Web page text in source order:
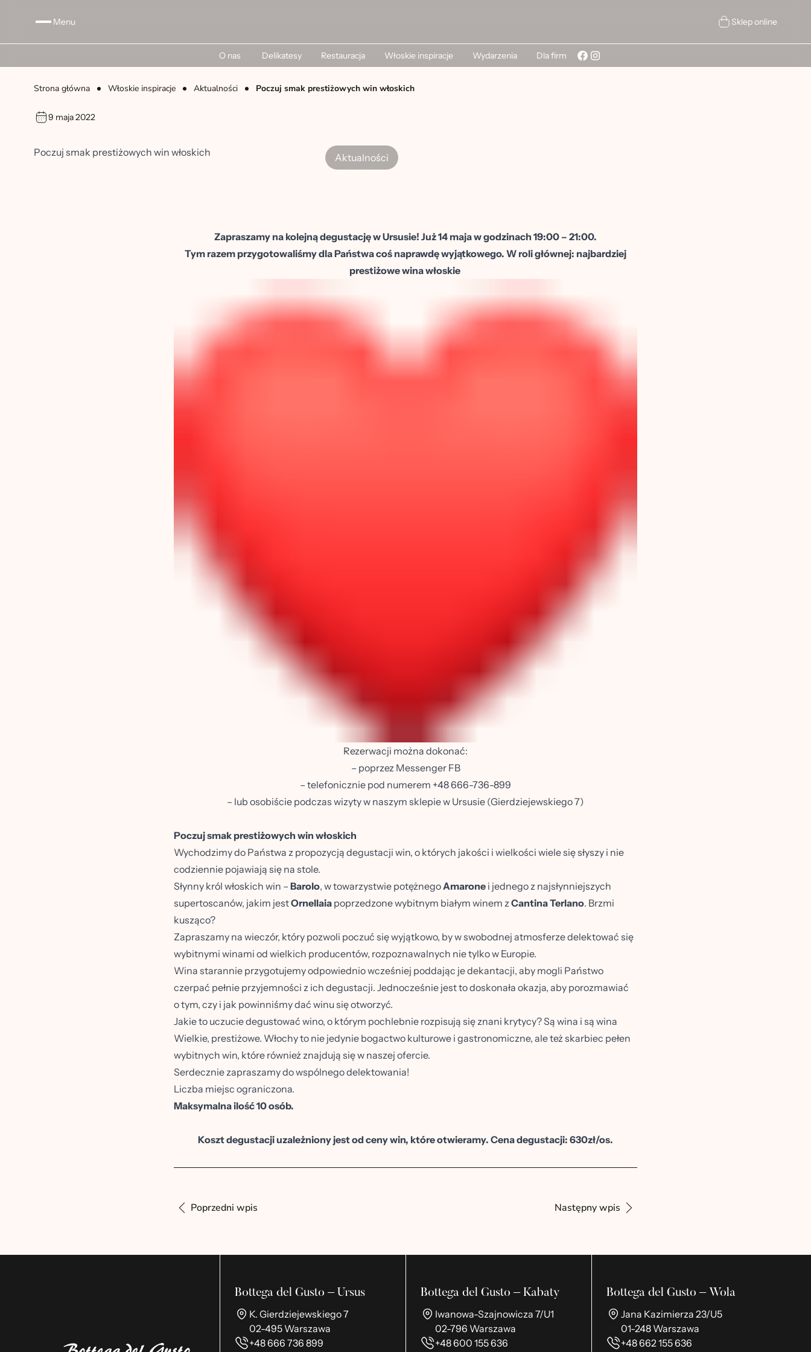
Menu Sklep online
O nas Delikatesy Restauracja Włoskie inspiracje Wydarzenia Dla firm
Strona główna Włoskie inspiracje Aktualności Poczuj smak prestiżowych win włoskich
9 maja 2022
Poczuj smak prestiżowych win włoskich Aktualności
Zapraszamy na kolejną degustację w Ursusie! Już 14 maja w godzinach 19:00 – 21:00.
Tym razem przygotowaliśmy dla Państwa coś naprawdę wyjątkowego. W roli głównej: najbardziej
prestiżowe wina włoskie
Rezerwacji można dokonać:
– poprzez Messenger FB
– telefonicznie pod numerem +48 666-736-899
– lub osobiście podczas wizyty w naszym sklepie w Ursusie (Gierdziejewskiego 7)
Poczuj smak prestiżowych win włoskich
Wychodzimy do Państwa z propozycją degustacji win, o których jakości i wielkości wiele się słyszy i nie
codziennie pojawiają się na stole.
Słynny król włoskich win – Barolo, w towarzystwie potężnegoAmarone i jednego z najsłynniejszych
supertoscanów, jakim jestOrnellaia poprzedzone wybitnym białym winem zCantina Terlano. Brzmi
kusząco?
Zapraszamy na wieczór, który pozwoli poczuć się wyjątkowo, by w swobodnej atmosferze delektować się
wybitnymi winami od wielkich producentów, rozpoznawalnych nie tylko w Europie.
Wina starannie przygotujemy odpowiednio wcześniej poddając je dekantacji, aby mogli Państwo
czerpać pełnie przyjemności z ich degustacji. Jednocześnie jest to doskonała okazja, aby porozmawiać
o tym, czy i jak powinniśmy dać winu się otworzyć.
Jakie to uczucie degustować wino, o którym pochlebnie rozpisują się znani krytycy? Są wina i są wina
Wielkie, prestiżowe. Włochy to nie jedynie bogactwo kulturowe i gastronomiczne, ale też skarbiec pełen
wybitnych win, które również znajdują się w naszej ofercie.
Serdecznie zapraszamy do wspólnego delektowania!
Liczba miejsc ograniczona.
Maksymalna ilość 10 osób.
Koszt degustacji uzależniony jest od ceny win, które otwieramy. Cena degustacji: 630zł/os.
Poprzedni wpis Następny wpis
Bottega del Gusto – Ursus
K. Gierdziejewskiego 7
02-495 Warszawa
+48 666 736 899
Bottega del Gusto – Kabaty
Iwanowa-Szajnowicza 7/U1
02-796 Warszawa
+48 600 155 636
Bottega del Gusto – Wola
Jana Kazimierza 23/U5
01-248 Warszawa
+48 662 155 636